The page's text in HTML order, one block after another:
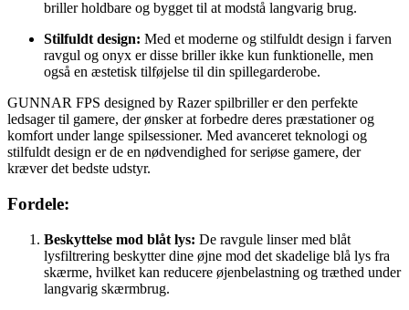
briller holdbare og bygget til at modstå langvarig brug.
Stilfuldt design: Med et moderne og stilfuldt design i farven
ravgul og onyx er disse briller ikke kun funktionelle, men
også en æstetisk tilføjelse til din spillegarderobe.
GUNNAR FPS designed by Razer spilbriller er den perfekte
ledsager til gamere, der ønsker at forbedre deres præstationer og
komfort under lange spilsessioner. Med avanceret teknologi og
stilfuldt design er de en nødvendighed for seriøse gamere, der
kræver det bedste udstyr.
Fordele:
Beskyttelse mod blåt lys: De ravgule linser med blåt
lysfiltrering beskytter dine øjne mod det skadelige blå lys fra
skærme, hvilket kan reducere øjenbelastning og træthed under
langvarig skærmbrug.